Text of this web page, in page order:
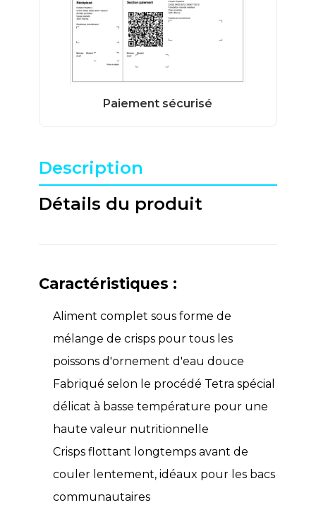
Description
Détails du produit
Caractéristiques :
Aliment complet sous forme de
mélange de crisps pour tous les
poissons d'ornement d'eau douce
Fabriqué selon le procédé Tetra spécial
délicat à basse température pour une
haute valeur nutritionnelle
Crisps flottant longtemps avant de
couler lentement, idéaux pour les bacs
communautaires